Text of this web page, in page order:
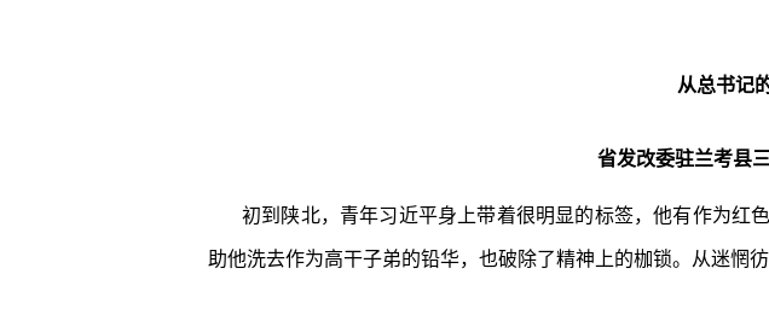
从总书记
省发改委驻兰考县
初到陕北，青年习近平身上带着很明显的标签，他有作为红
助他洗去作为高干子弟的铅华，也破除了精神上的枷锁。从迷惘